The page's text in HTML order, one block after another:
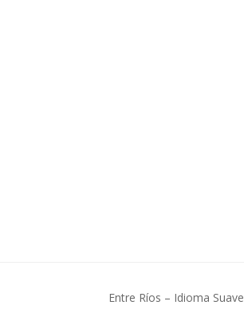
Entre Ríos – Idioma Suave